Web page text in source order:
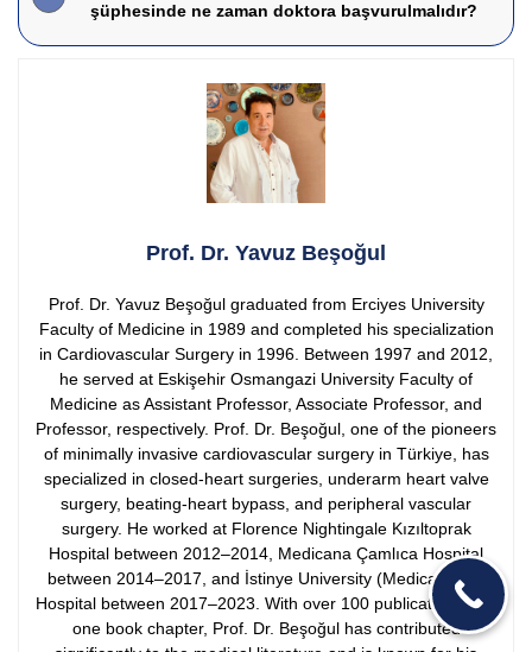
şüphesinde ne zaman doktora başvurulmalıdır?
Prof. Dr. Yavuz Beşoğul
Prof. Dr. Yavuz Beşoğul graduated from Erciyes University
Faculty of Medicine in 1989 and completed his specialization
in Cardiovascular Surgery in 1996. Between 1997 and 2012,
he served at Eskişehir Osmangazi University Faculty of
Medicine as Assistant Professor, Associate Professor, and
Professor, respectively. Prof. Dr. Beşoğul, one of the pioneers
of minimally invasive cardiovascular surgery in Türkiye, has
specialized in closed-heart surgeries, underarm heart valve
surgery, beating-heart bypass, and peripheral vascular
surgery. He worked at Florence Nightingale Kızıltoprak
Hospital between 2012–2014, Medicana Çamlıca Hospital
between 2014–2017, and İstinye University (Medical Park)
Hospital between 2017–2023. With over 100 publications and
one book chapter, Prof. Dr. Beşoğul has contributed